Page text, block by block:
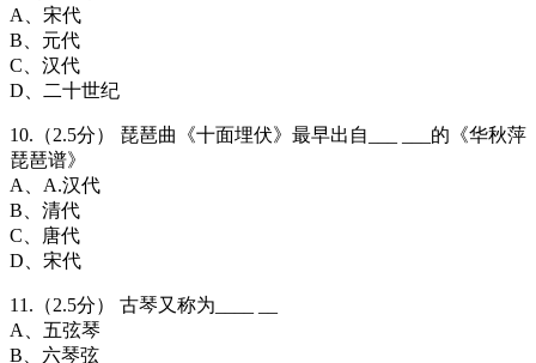
A、宋代
B、元代
C、汉代
D、二十世纪
10.（2.5分） 琵琶曲《十面埋伏》最早出自___ ___的《华秋萍
琵琶谱》
A、A.汉代
B、清代
C、唐代
D、宋代
11.（2.5分） 古琴又称为____ __
A、五弦琴
B、六琴弦